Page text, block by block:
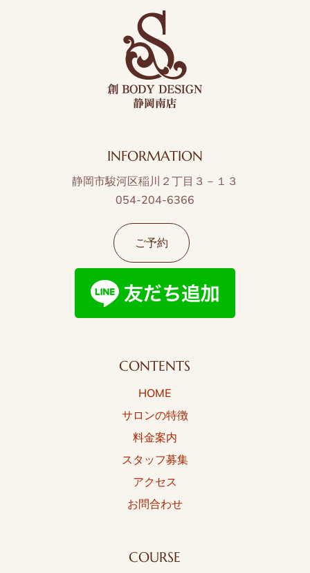
INFORMATION
静岡市駿河区稲川２丁目３－１３
054-204-6366
ご予約
CONTENTS
HOME
サロンの特徴
料金案内
スタッフ募集
アクセス
お問合わせ
COURSE